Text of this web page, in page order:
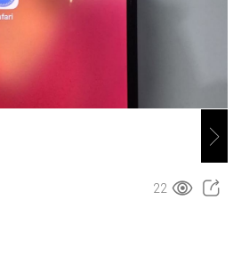
22